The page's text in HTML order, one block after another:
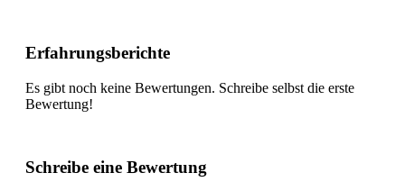
Erfahrungsberichte
Es gibt noch keine Bewertungen. Schreibe selbst die erste
Bewertung!
Schreibe eine Bewertung